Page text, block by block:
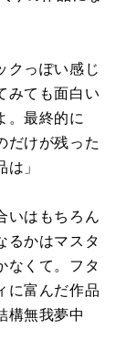
クっぽい感じ
みても面白い
。最終的に
だけが残った
」
いはもちろん
るかはマスタ
なくて。フタ
に富んだ作品
構無我夢中